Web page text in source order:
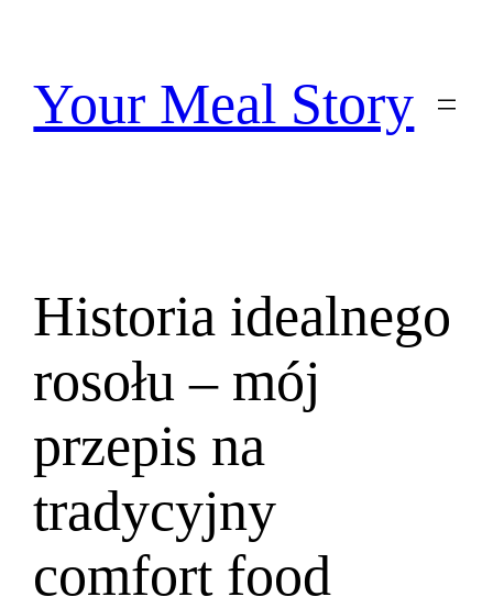
treściYour Meal Story
Historia idealnego
rosołu – mój
przepis na
tradycyjny
comfort food